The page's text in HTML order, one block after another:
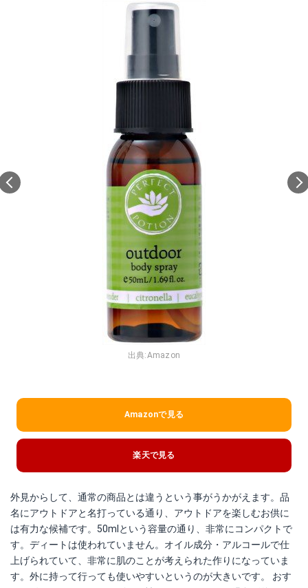
出典:Amazon
Amazonで見る
楽天で見る
外見からして、通常の商品とは違うという事がうかがえます。品
名にアウトドアと名打っている通り、アウトドアを楽しむお供に
は有力な候補です。50mlという容量の通り、非常にコンパクトで
す。ディートは使われていません。オイル成分・アルコールで仕
上げられていて、非常に肌のことが考えられた作りになっていま
す。外に持って行っても使いやすいというのが大きいです。 おす